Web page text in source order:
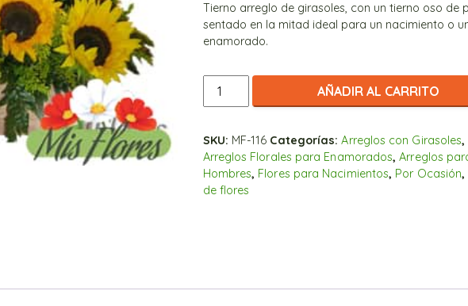
Tierno arreglo de girasoles, con un tierno oso de
sentado en la mitad ideal para un nacimiento o
enamorado.
Arreglo
de
de
Girasoles
cantidad
AÑADIR AL CARRITO
SKU: MF-116 Categorías:Arreglos con Girasoles,
Arreglos Florales para Enamorados,Arreglos
Hombres, Flores para Nacimientos, Por Ocasión,
de flores